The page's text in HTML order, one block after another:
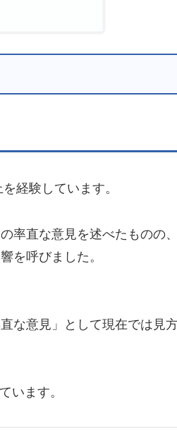
経験しています。
率直な意見を述べたものの
を呼びました。
な意見」として現在では見
います。